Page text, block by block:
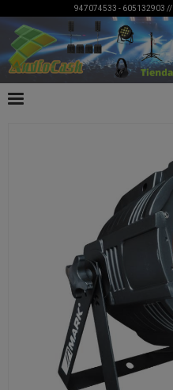
947074533 - 605132903 //